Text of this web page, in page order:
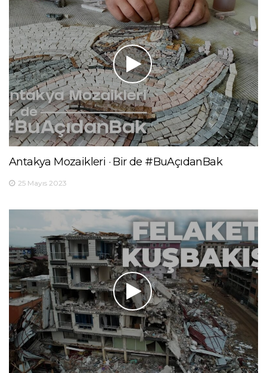
Antakya Mozaikleri · Bir de #BuAçıdanBak
25 Mayıs 2023